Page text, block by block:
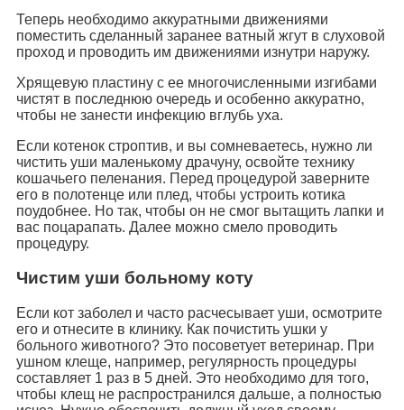
Теперь необходимо аккуратными движениями
поместить сделанный заранее ватный жгут в слуховой
проход и проводить им движениями изнутри наружу.
Хрящевую пластину с ее многочисленными изгибами
чистят в последнюю очередь и особенно аккуратно,
чтобы не занести инфекцию вглубь уха.
Если котенок строптив, и вы сомневаетесь, нужно ли
чистить уши маленькому драчуну, освойте технику
кошачьего пеленания. Перед процедурой заверните
его в полотенце или плед, чтобы устроить котика
поудобнее. Но так, чтобы он не смог вытащить лапки и
вас поцарапать. Далее можно смело проводить
процедуру.
Чистим уши больному коту
Если кот заболел и часто расчесывает уши, осмотрите
его и отнесите в клинику. Как почистить ушки у
больного животного? Это посоветует ветеринар. При
ушном клеще, например, регулярность процедуры
составляет 1 раз в 5 дней. Это необходимо для того,
чтобы клещ не распространился дальше, а полностью